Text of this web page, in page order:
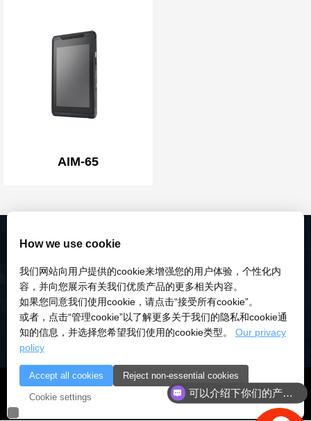
AIM-65
© 2018-2026 深圳市研伟科技有限公司 版权所有 |粤ICP备
18028922号-3
粤公安备：10000
How we use cookie
我们网站向用户提供的cookie来增强您的用户体验，个性化内
容，并向您展示有关我们优质产品的更多相关内容。
如果您同意我们使用cookie，请点击“接受所有cookie”。
或者，点击“管理cookie”以了解更多关于我们的隐私和cookie通
知的信息，并选择您希望我们使用的cookie类型。 Our privacy
policy
Accept all cookies Reject non-essential cookies
Cookie settings 可以介绍下你们的产品么